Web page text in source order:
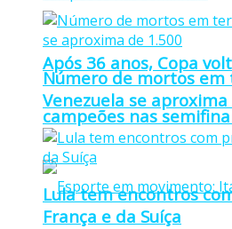
Após 36 anos, Copa
campeões nas
Número de mortos
Venezuela se aproxima
Lula tem encontros
França e da Suíça